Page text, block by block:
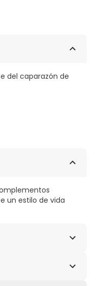
del caparazón de
un estilo de vida